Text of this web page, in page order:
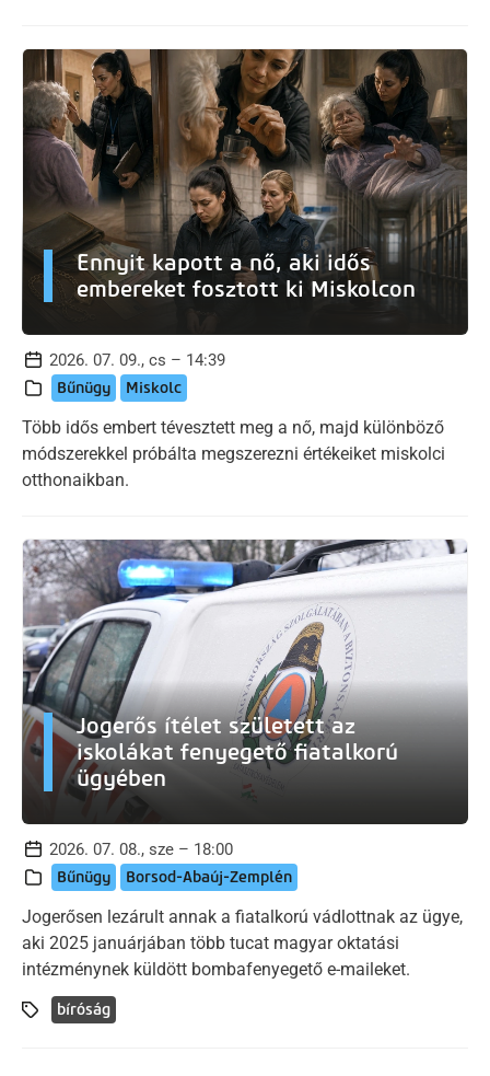
Ennyit kapott a nő, aki idős
embereket fosztott ki Miskolcon
2026. 07. 09., cs – 14:39
Bűnügy Miskolc
Több idős embert tévesztett meg a nő, majd különböző
módszerekkel próbálta megszerezni értékeiket miskolci
otthonaikban.
Jogerős ítélet született az
iskolákat fenyegető fiatalkorú
ügyében
2026. 07. 08., sze – 18:00
Bűnügy Borsod-Abaúj-Zemplén
Jogerősen lezárult annak a fiatalkorú vádlottnak az ügye,
aki 2025 januárjában több tucat magyar oktatási
intézménynek küldött bombafenyegető e-maileket.
bíróság